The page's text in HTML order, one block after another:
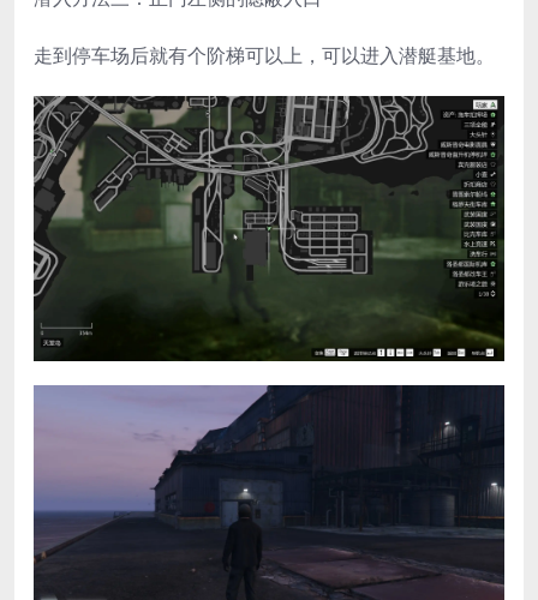
走到停车场后就有个阶梯可以上，可以进入潜艇基地。